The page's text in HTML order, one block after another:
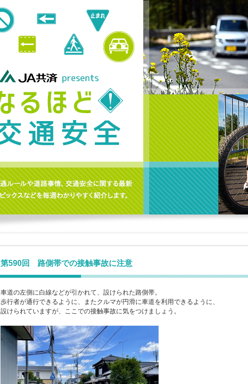
第590回 路側帯での接触事故に注意
車道の左側に白線などが引かれて、設けられた路側帯。
歩行者が通行できるように、またクルマが円滑に車道を利用できるように、
設けられていますが、ここでの接触事故に気をつけましょう。